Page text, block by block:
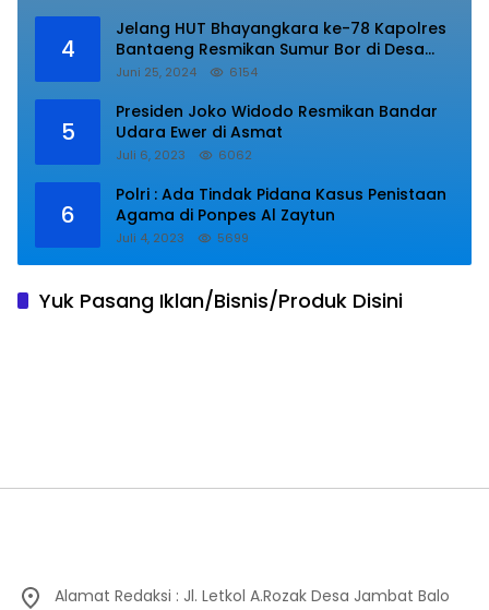
4
Jelang HUT Bhayangkara ke-78 Kapolres
Bantaeng Resmikan Sumur Bor di Desa
Kaloling Bantaeng
Juni 25, 2024 6154
5
Presiden Joko Widodo Resmikan Bandar
Udara Ewer di Asmat
Juli 6, 2023 6062
6
Polri : Ada Tindak Pidana Kasus Penistaan
Agama di Ponpes Al Zaytun
Juli 4, 2023 5699
Yuk Pasang Iklan/Bisnis/Produk Disini
Alamat Redaksi : Jl. Letkol A.Rozak Desa Jambat Balo